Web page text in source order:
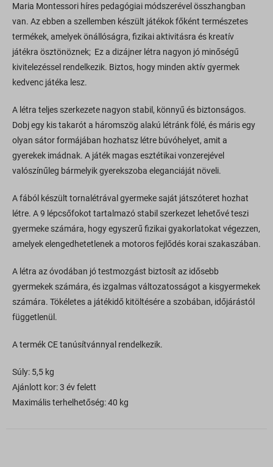
Maria Montessori híres pedagógiai módszerével összhangban
van. Az ebben a szellemben készült játékok főként természetes
termékek, amelyek önállóságra, fizikai aktivitásra és kreatív
játékra ösztönöznek; Ez a dizájner létra nagyon jó minőségű
kivitelezéssel rendelkezik. Biztos, hogy minden aktív gyermek
kedvenc játéka lesz.
A létra teljes szerkezete nagyon stabil, könnyű és biztonságos.
Dobj egy kis takarót a háromszög alakú létránk fölé, és máris egy
olyan sátor formájában hozhatsz létre búvóhelyet, amit a
gyerekek imádnak. A játék magas esztétikai vonzerejével
valószínűleg bármelyik gyerekszoba eleganciáját növeli.
A fából készült tornalétrával gyermeke saját játszóteret hozhat
létre. A 9 lépcsőfokot tartalmazó stabil szerkezet lehetővé teszi
gyermeke számára, hogy egyszerű fizikai gyakorlatokat végezzen,
amelyek elengedhetetlenek a motoros fejlődés korai szakaszában.
A létra az óvodában jó testmozgást biztosít az idősebb
gyermekek számára, és izgalmas változatosságot a kisgyermekek
számára. Tökéletes a játékidő kitöltésére a szobában, időjárástól
függetlenül.
A termék CE tanúsítvánnyal rendelkezik.
Súly: 5,5 kg
Ajánlott kor: 3 év felett
Maximális terhelhetőség: 40 kg